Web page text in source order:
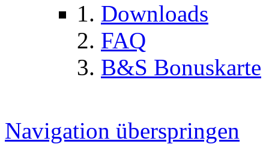
Downloads
FAQ
B&S Bonuskarte
Navigation überspringen